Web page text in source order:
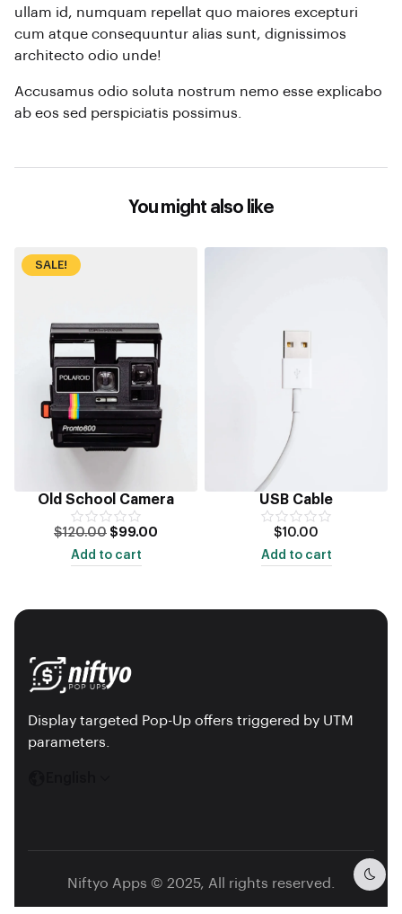
Dark
ullam id, numquam repellat quo maiores excepturi
cum atque consequuntur alias sunt, dignissimos
architecto odio unde!
Accusamus odio soluta nostrum nemo esse explicabo
ab eos sed perspiciatis possimus.
You might also like
SALE!
Old School Camera
$120.00 $99.00
Add to cart
USB Cable
$10.00
Add to cart
Display targeted Pop-Up offers triggered by UTM
parameters.
Niftyo Apps © 2025, All rights reserved.